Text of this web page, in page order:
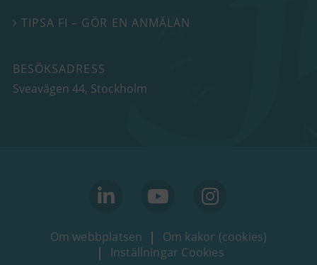
TIPSA FI – GÖR EN ANMÄLAN
BESÖKSADRESS
Sveavägen 44, Stockholm
Om webbplatsen
Om kakor (cookies)
Inställningar Cookies